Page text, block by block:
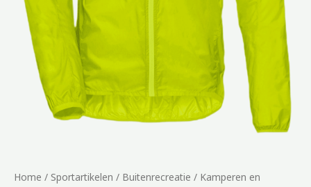
Home / Sportartikelen / Buitenrecreatie / Kamperen en